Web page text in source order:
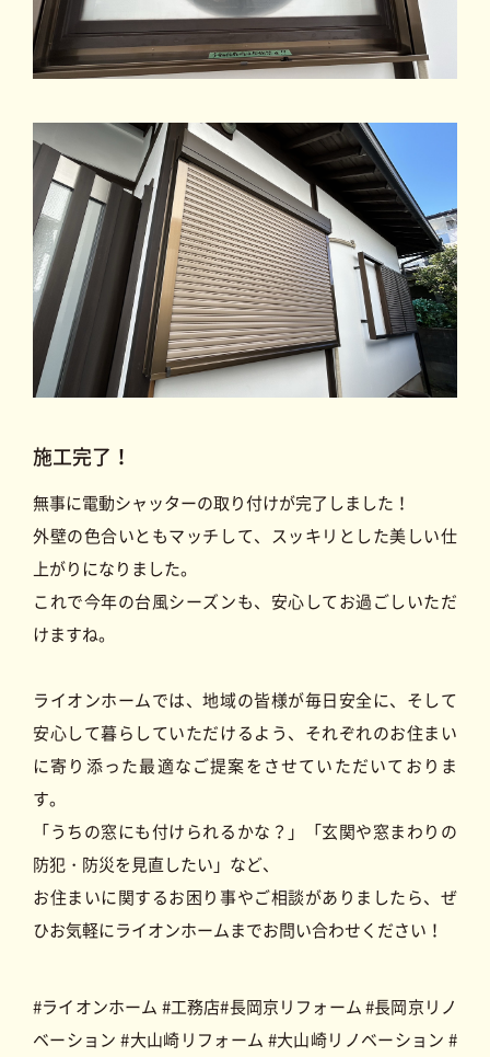
施工完了！
無事に電動シャッターの取り付けが完了しました！
外壁の色合いともマッチして、スッキリとした美しい仕
上がりになりました。
これで今年の台風シーズンも、安心してお過ごしいただ
けますね。
ライオンホームでは、地域の皆様が毎日安全に、そして
安心して暮らしていただけるよう、それぞれのお住まい
に寄り添った最適なご提案をさせていただいておりま
す。
「うちの窓にも付けられるかな？」「玄関や窓まわりの
防犯・防災を見直したい」など、
お住まいに関するお困り事やご相談がありましたら、ぜ
ひお気軽にライオンホームまでお問い合わせください！
#ライオンホーム #工務店#長岡京リフォーム #長岡京リノ
ベーション #大山崎リフォーム #大山崎リノベーション #